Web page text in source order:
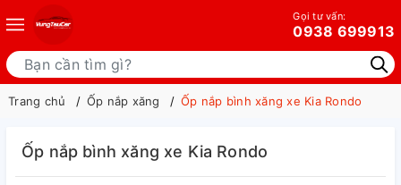
Gọi tư vấn:
0938 699913
Trang chủ Ốp nắp xăng Ốp nắp bình xăng xe Kia Rondo
Ốp nắp bình xăng xe Kia Rondo